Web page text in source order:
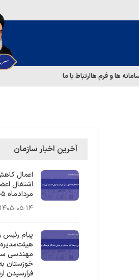
ها و فرم هاارتباط با ما
آخرین اخبار سازمان
اعمال
مردادماه ۱۴۰۵
۱۴۰۵-۰۵-۱۴
پیام
مهندسی
خوزستان
فرارسیدن